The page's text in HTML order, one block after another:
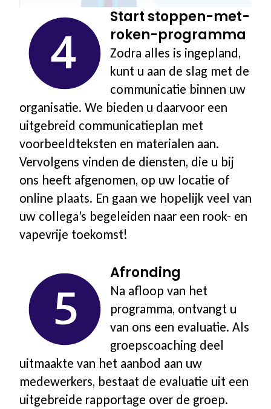
Start stoppen-met-
roken-programma
Zodra alles is ingepland,
kunt u aan de slag met de
communicatie binnen uw
organisatie. We bieden u daarvoor een
uitgebreid communicatieplan met
voorbeeldteksten en materialen aan.
Vervolgens vinden de diensten, die u bij
ons heeft afgenomen, op uw locatie of
online plaats. En gaan we hopelijk veel van
uw collega’s begeleiden naar een rook- en
vapevrije toekomst!
Afronding
Na afloop van het
programma, ontvangt u
van ons een evaluatie. Als
groepscoaching deel
uitmaakte van het aanbod aan uw
medewerkers, bestaat de evaluatie uit een
uitgebreide rapportage over de groep.